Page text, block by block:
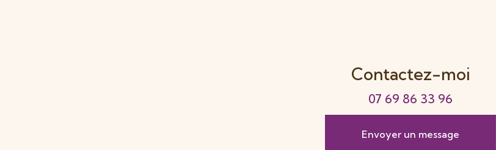
Contactez-moi
07 69 86 33 96
Envoyer un message